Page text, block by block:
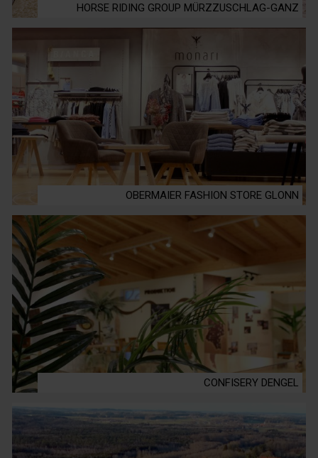
HORSE RIDING GROUP MÜRZZUSCHLAG-GANZ
OBERMAIER FASHION STORE GLONN
CONFISERY DENGEL